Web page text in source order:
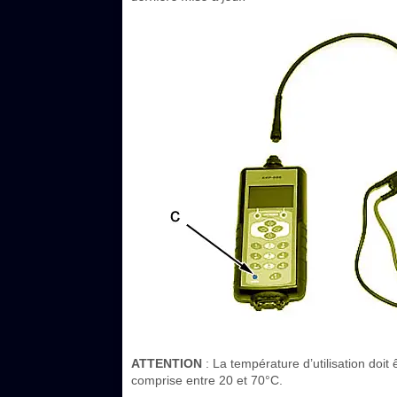
ATTENTION : La température d’utilisation
comprise entre 20 et 70°C.